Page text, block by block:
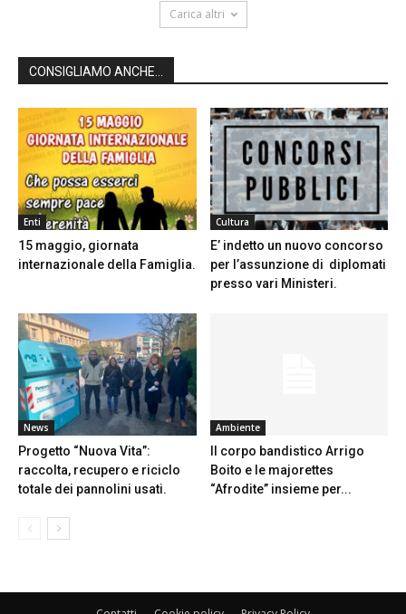
Carica altri
CONSIGLIAMO ANCHE...
Enti
15 maggio, giornata
internazionale della Famiglia.
Cultura
E’ indetto un nuovo concorso
per l’assunzione di diplomati
presso vari Ministeri.
News
Progetto “Nuova Vita”:
raccolta, recupero e riciclo
totale dei pannolini usati.
Ambiente
Il corpo bandistico Arrigo
Boito e le majorettes
“Afrodite” insieme per...